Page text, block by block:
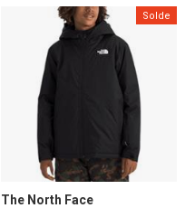
Solde
The North Face